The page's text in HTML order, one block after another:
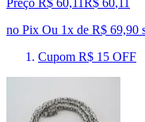
Preço R$ 60,11R$ 60,11
no Pix Ou 1x de R$ 69,90
Cupom R$ 15 OFF